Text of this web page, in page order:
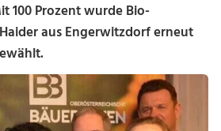
100 Prozent wurde Bio-
aus Engerwitzdorf erneut